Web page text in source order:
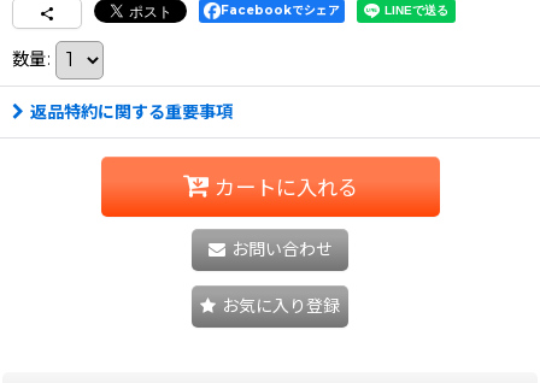
Facebookでシェア
数量:
返品特約に関する重要事項
カートに入れる
お問い合わせ
お気に入り登録